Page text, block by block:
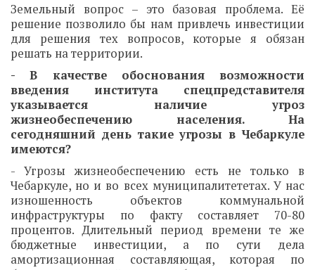
Земельный вопрос – это базовая проблема. Её
решение позволило бы нам привлечь инвестиции
для решения тех вопросов, которые я обязан
решать на территории.
- В качестве обоснования возможности
введения института спецпредставителя
указывается наличие угроз
жизнеобеспечению населения. На
сегодняшний день такие угрозы в Чебаркуле
имеются?
- Угрозы жизнеобеспечению есть не только в
Чебаркуле, но и во всех муниципалитететах. У нас
изношенность объектов коммунальной
инфраструктуры по факту составляет 70-80
процентов. Длительный период времени те же
бюджетные инвестиции, а по сути дела
амортизационная составляющая, которая по